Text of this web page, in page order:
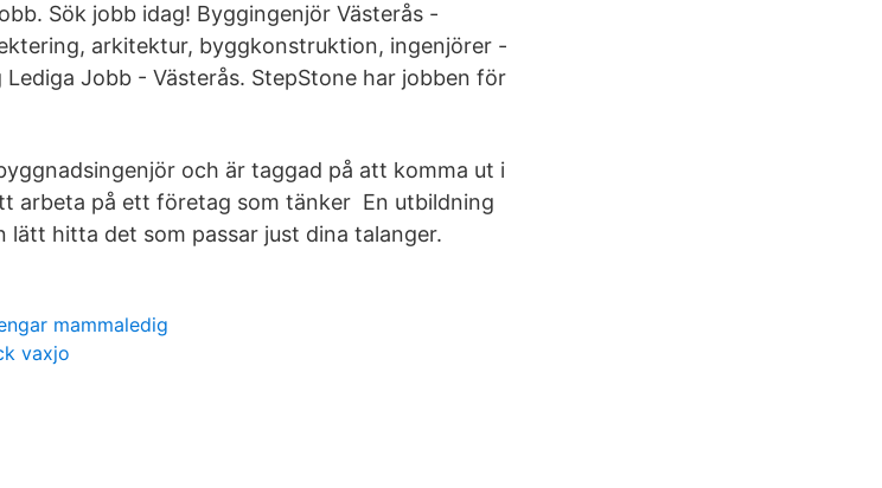
Sök jobb idag! Byggingenjör Västerås -
arkitektur, byggkonstruktion, ingenjörer -
Jobb - Västerås. StepStone har jobben för
och är taggad på att komma ut i
arbeta på ett företag som tänker En utbildning
lätt hitta det som passar just dina talanger.
mammaledig
vaxjo